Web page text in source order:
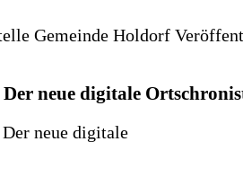
Gemeinde Holdorf
neue digitale